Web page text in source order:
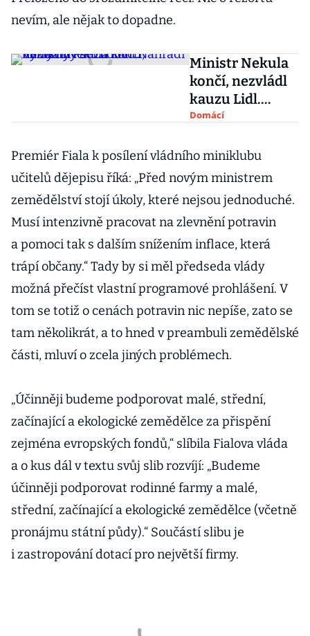
nevím, ale nějak to dopadne.
Ministr Nekula
končí, nezvládl
kauzu Lidl.
Nahradí ho
lidovců Výborný
Domácí
Premiér Fiala k posílení vládního miniklubu
učitelů dějepisu říká: „Před novým ministrem
zemědělství stojí úkoly, které nejsou jednoduché.
Musí intenzivně pracovat na zlevnění potravin
a pomoci tak s dalším snížením inflace, která
trápí občany.“ Tady by si měl předseda vlády
možná přečíst vlastní programové prohlášení. V
tom se totiž o cenách potravin nic nepíše, zato se
tam několikrát, a to hned v preambuli zemědělské
části, mluví o zcela jiných problémech.
„Účinněji budeme podporovat malé, střední,
začínající a ekologické zemědělce za přispění
zejména evropských fondů,“ slíbila Fialova vláda
a o kus dál v textu svůj slib rozvíjí: „Budeme
účinněji podporovat rodinné farmy a malé,
střední, začínající a ekologické zemědělce (včetně
pronájmu státní půdy).“ Součástí slibu je
i zastropování dotací pro největší firmy.